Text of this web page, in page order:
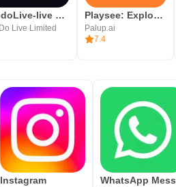
SodoLive-live stream&go chat
Live Limited
Playsee: Explora Vídeos Locais
Palup.ai
7.4
Instagram